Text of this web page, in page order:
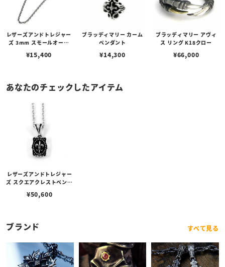
レザーズアンドトレジャー
ズ 3mm スモールオーバ
ブスタークラスプ＆LTロ
¥15,400
ブラッディマリー カーム
ペンダント
¥14,300
ブラッディマリー アヴィ
ス リング K18クロー
¥66,000
あなたのチェックしたアイテム
レザーズアンドトレジャー
ズ スクエアクレストペンダ
ップのみ）
¥50,600
ブランド すべて見る